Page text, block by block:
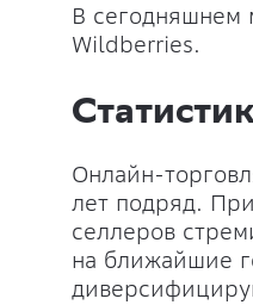
В сегодняшнем
Wildberries.
Онлайн-
лет подряд.
селлеров
на ближайшие